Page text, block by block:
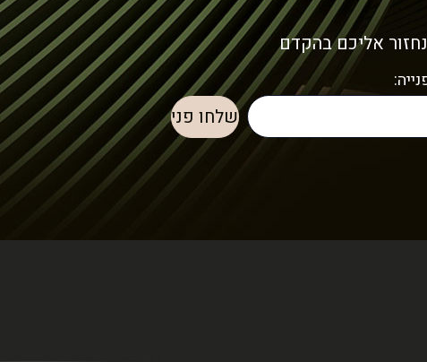
אליכם בהקדם